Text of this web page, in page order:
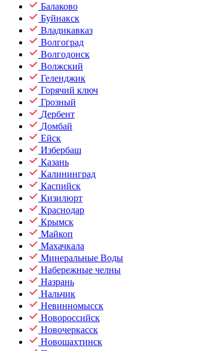
Балаково
Буйнакск
Владикавказ
Волгоград
Волгодонск
Волжский
Геленджик
Горячий ключ
Грозный
Дербент
Домбай
Ейск
Избербаш
Казань
Калининград
Каспийск
Кизилюрт
Краснодар
Крымск
Майкоп
Махачкала
Минеральные Воды
Набережные челны
Назрань
Нальчик
Невинномысск
Новороссийск
Новочеркасск
Новошахтинск